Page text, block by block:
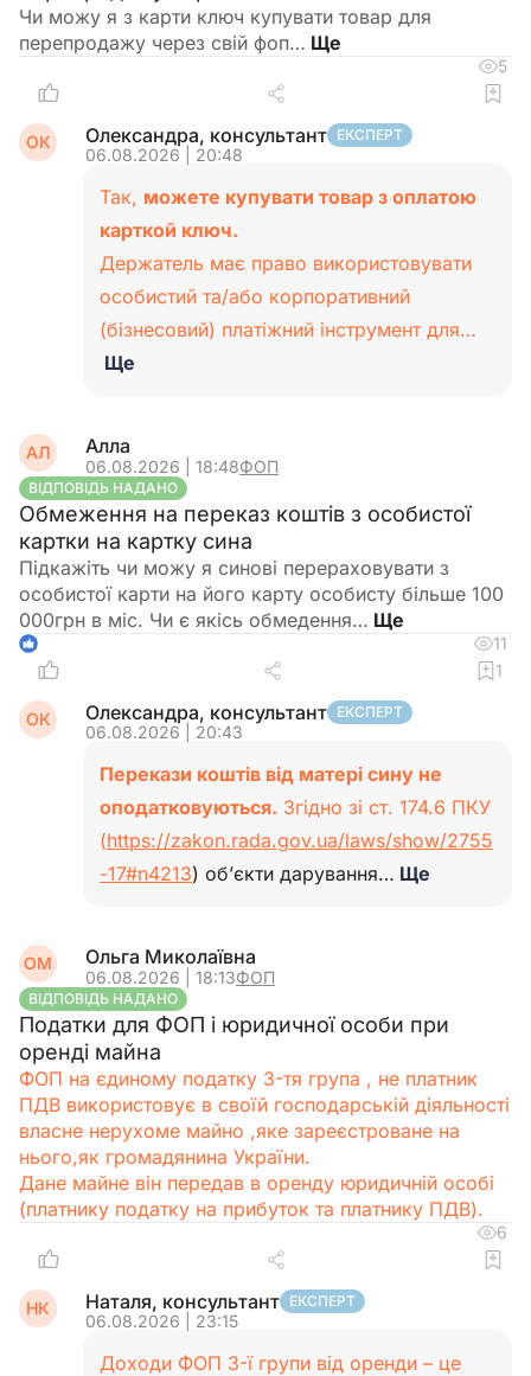
Чи можу я з карти ключ купувати товар для
перепродажу через свій фоп…
5
ОК Олександра, консультант ЕКСПЕРТ
06.08.2026 | 20:48
Так, можете купувати товар з оплатою
карткой ключ.
Держатель має право використовувати
особистий та/або корпоративний
(бізнесовий) платіжний інструмент для…
Ще
АЛ Алла
06.08.2026 | 18:48ФОП
ВІДПОВІДЬ НАДАНО
Обмеження на переказ коштів з особистої
картки на картку сина
Підкажіть чи можу я синові перераховувати з
особистої карти на його карту особисту більше 100
000грн в міс. Чи є якісь обмедення…
1
11
1
ОК Олександра, консультант ЕКСПЕРТ
06.08.2026 | 20:43
Перекази коштів від матері сину не
оподатковуються. Згідно зі ст. 174.6 ПКУ
(https://zakon.rada.gov.ua/laws/show/2755
-17#n4213) об’єкти дарування… Ще
ОМ Ольга Миколаївна
06.08.2026 | 18:13ФОП
ВІДПОВІДЬ НАДАНО
Податки для ФОП і юридичної особи при
оренді майна
ФОП на єдиному податку 3-тя група , не платник
ПДВ використовує в своїй господарській діяльності
власне нерухоме майно ,яке зареєстроване на
нього,як громадянина України.
Дане майне він передав в оренду юридичній особі
(платнику податку на прибуток та платнику ПДВ).
6
НК Наталя, консультант ЕКСПЕРТ
06.08.2026 | 23:15
Доходи ФОП 3-ї групи від оренди – це